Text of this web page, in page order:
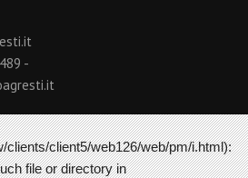
-
clients/client5/web126/web/pm/i.html):
file or directory in